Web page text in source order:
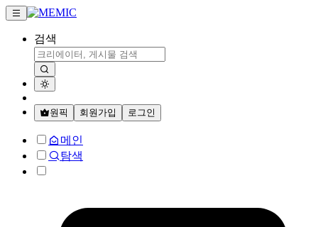
검색
원픽 회원가입 로그인
메인
탐색